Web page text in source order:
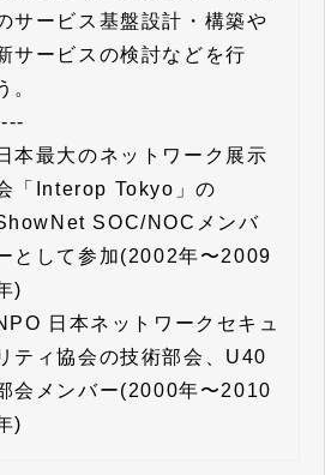
サービス基盤設計・構築や
サービスの検討などを行
。
本最大のネットワーク展示
「Interop Tokyo」の
SOC/NOCメンバ
として参加(2002年〜2009
)
日本ネットワークセキュ
ティ協会の技術部会、U40
会メンバー(2000年〜2010
)